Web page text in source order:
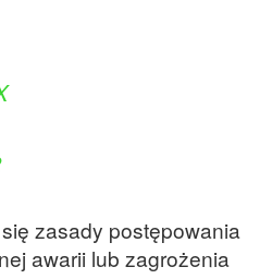
zasady postępowania
awarii lub zagrożenia